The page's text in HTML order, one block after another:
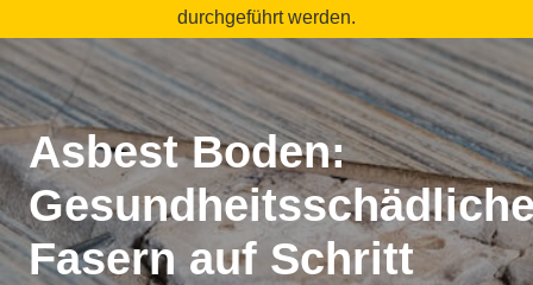
durchgeführt werden.
Asbest Boden:
Fasern auf Schritt